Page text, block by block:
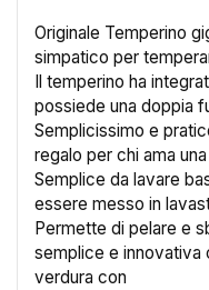
Originale Temperino
simpatico per
Il temperino ha
possiede una doppia
Semplicissimo e
regalo per chi ama
Semplice da lavare
essere messo in
Permette di pelare e
semplice e innovativa
verdura con